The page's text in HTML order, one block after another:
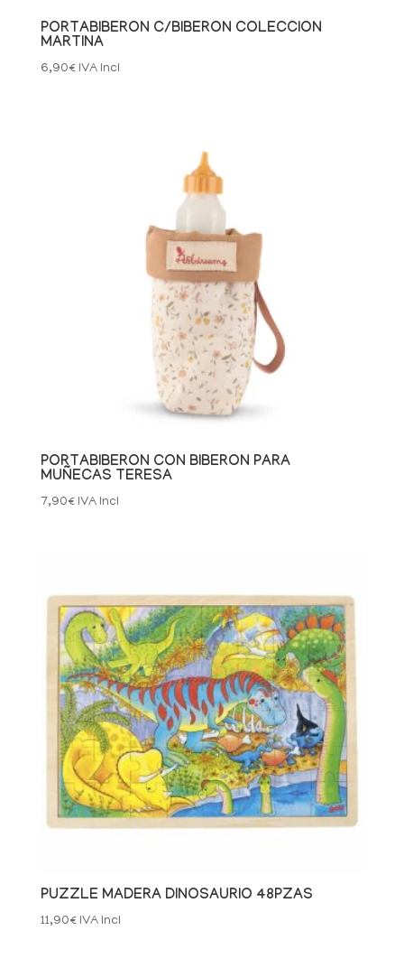
PORTABIBERON C/BIBERON COLECCION
MARTINA
6,90€ IVA Incl
PORTABIBERON CON BIBERON PARA
MUÑECAS TERESA
7,90€ IVA Incl
PUZZLE MADERA DINOSAURIO 48PZAS
11,90€ IVA Incl